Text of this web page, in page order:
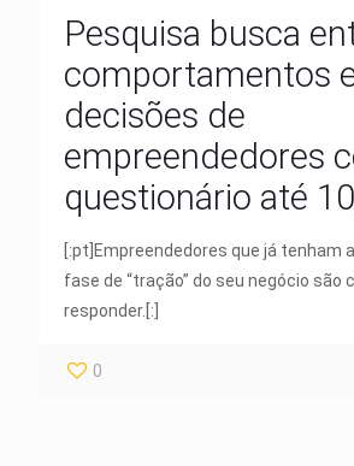
Pesquisa busca
comportamentos
decisões de
empreendedores
questionário até
[:pt]Empreendedores que já tenham
fase de “tração” do seu negócio são
responder.[:]
0